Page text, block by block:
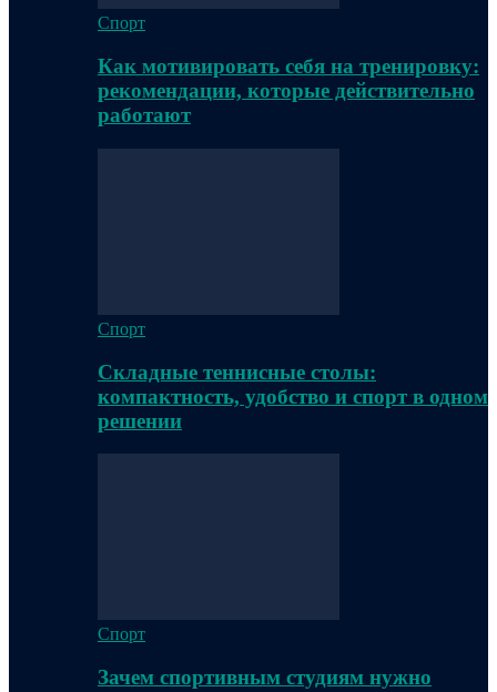
Спорт
Как мотивировать себя на тренировку:
рекомендации, которые действительно
работают
Спорт
Складные теннисные столы:
компактность, удобство и спорт в одном
решении
Спорт
Зачем спортивным студиям нужно